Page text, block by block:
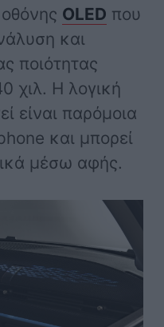
OLED που
και
ποιότητας
χιλ. Η λογική
είναι παρόμοια
και μπορεί
μέσω αφής.